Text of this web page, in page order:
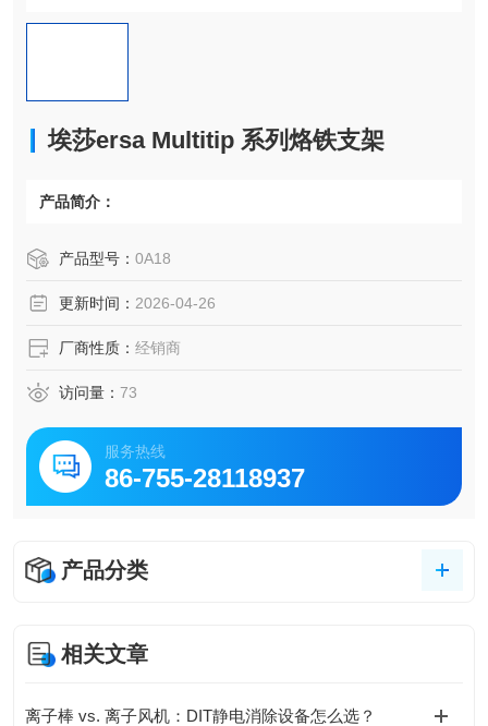
埃莎ersa Multitip 系列烙铁支架
产品简介：
产品型号： 0A18
更新时间： 2026-04-26
厂商性质： 经销商
访问量： 73
服务热线
86-755-28118937
产品分类
相关文章
离子棒 vs. 离子风机：DIT静电消除设备怎么选？